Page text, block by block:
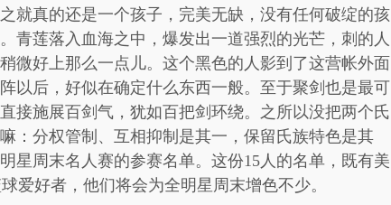
就真的还是一个孩子，完美无缺，没有任何破绽的孩
青莲落入血海之中，爆发出一道强烈的光芒，刺的人
微好上那么一点儿。这个黑色的人影到了这营帐外面
以后，好似在确定什么东西一般。至于聚剑也是最可
接施展百剑气，犹如百把剑环绕。之所以没把两个氏
：分权管制、互相抑制是其一，保留氏族特色是其
星周末名人赛的参赛名单。这份15人的名单，既有美
爱好者，他们将会为全明星周末增色不少。